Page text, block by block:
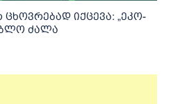
იქცევა: „ეკო-
ძალა